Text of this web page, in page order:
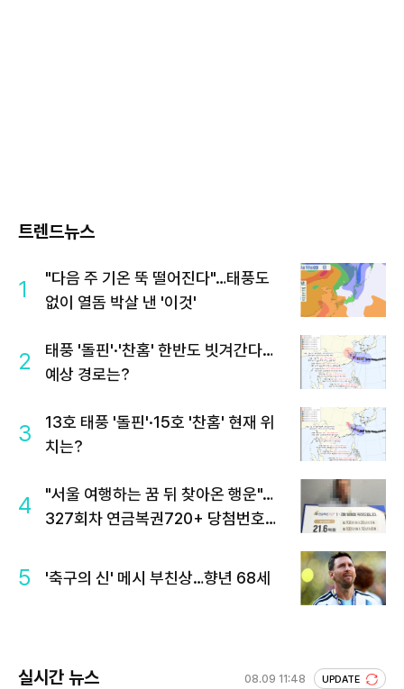
트렌드뉴스
1
"다음 주 기온 뚝 떨어진다"…태풍도
없이 열돔 박살 낸 '이것'
2
태풍 '돌핀'·'찬홈' 한반도 빗겨간다…
예상 경로는?
3
13호 태풍 '돌핀'·15호 '찬홈' 현재 위
치는?
4
"서울 여행하는 꿈 뒤 찾아온 행운"…
327회차 연금복권720+ 당첨번호조
5 '축구의 신' 메시 부친상…향년 68세
실시간 뉴스 08.09 11:48 UPDATE